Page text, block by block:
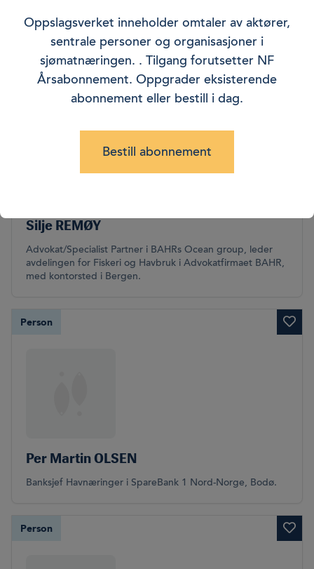
Oppslagsverket inneholder omtaler av aktører,
sentrale personer og organisasjoner i
sjømatnæringen. . Tilgang forutsetter NF
Årsabonnement. Oppgrader eksisterende
abonnement eller bestill i dag.
Bestill abonnement
Kontaktinformasjon
Vis kun favoritter
Silje REMØY
Advokat/Specialist Partner i BAHRs Ocean group, leder
avdelingen for Fiskeri og Havbruk i Advokatfir­maet BAHR,
med kontorsted i Bergen.
Person
Per Martin OLSEN
Banksjef Havnæringer i SpareBank 1 Nord-Norge, Bodø.
Person